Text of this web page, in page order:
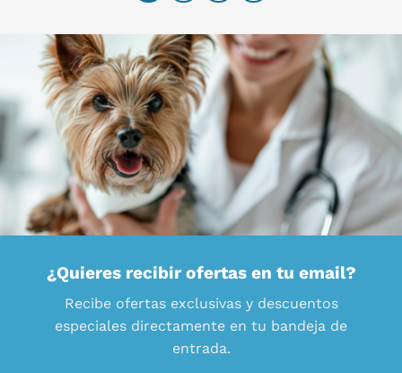
¿Quieres recibir ofertas en tu email?
Recibe ofertas exclusivas y descuentos
especiales directamente en tu bandeja de
entrada.